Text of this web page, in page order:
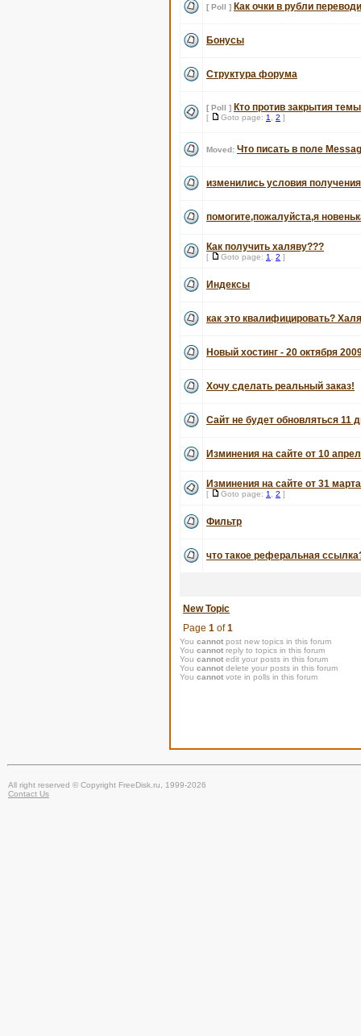
[ Poll ] Как очки в рубли
Бонусы
Структура форума
[ Poll ] Кто против закрытия
[ Goto page: 1 2 ]
Moved: Что писать в поле
изменились условия
помогите,пожалуйста,я
Как получить халяву???
[ Goto page: 1 2 ]
Индексы
как это квалифицировать?
Новый хостинг - 20 октября
Хочу сделать реальный заказ!
Сайт не будет обновляться 11
Изминения на сайте от 10
Изминения на сайте от 31
[ Goto page: 1 2 ]
Фильтр
что такое реферальная
New Topic
Page 1 of1
You cannot post new topics in this forum
You cannot reply to topics in this forum
You cannot edit your posts in this forum
You cannot delete your posts in this forum
You cannot vote in polls in this forum
All right reserved © Copyright FreeDisk.ru, 1999-2026
Contact Us